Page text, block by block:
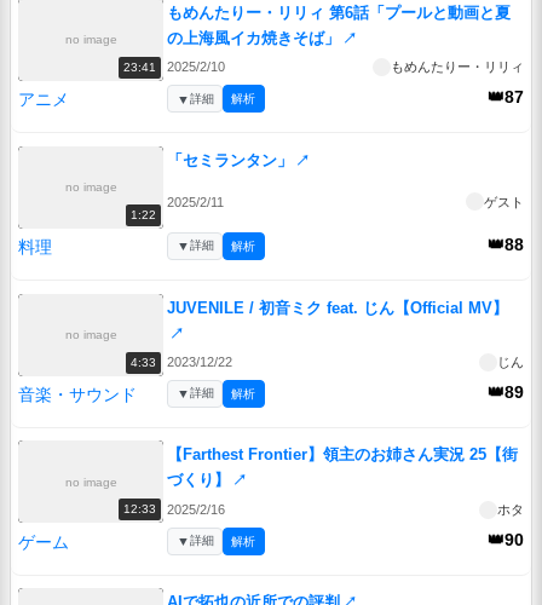
no image
23:41
もめんたりー・リリィ 第6話「プールと動画と夏
の上海風イカ焼きそば」
↗
2025/2/10 もめんたりー・リリィ
アニメ 👑87
▼詳細 解析
no image
1:22
「セミランタン」 ↗
2025/2/11 ゲスト
料理 👑88
▼詳細 解析
no image
4:33
JUVENILE / 初音ミク feat. じん【Official MV】
↗
2023/12/22 じん
音楽・サウンド 👑89
▼詳細 解析
no image
12:33
【Farthest Frontier】領主のお姉さん実況 25【街
づくり】
↗
2025/2/16 ホタ
ゲーム 👑90
▼詳細 解析